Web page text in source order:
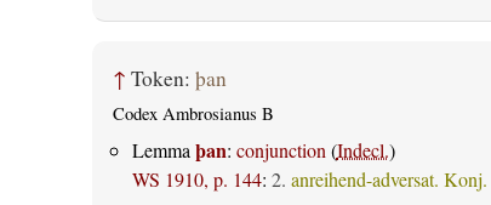
↑ Token: þan
Codex Ambrosianus B
Lemmaþan: conjunction(Indecl.)
WS 1910, p. 144: 2. anreihend-adversat. Konj.